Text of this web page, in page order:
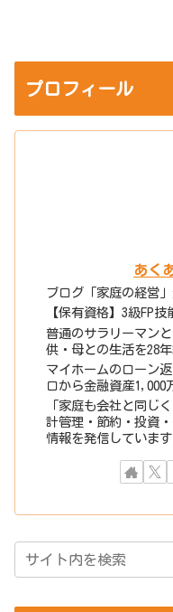
プロフィール
あく
ブログ「家庭の経営
【保有資格】3級FP技
普通のサラリーマン
供・母との生活を28
マイホームのローン
ロから金融資産1,000
「家庭も会社と同じ
計管理・節約・投資
情報を発信しています